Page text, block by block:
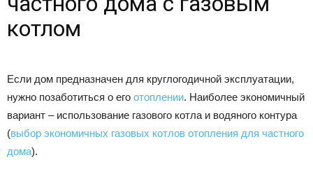
котлом
Если дом предназначен для круглогодичной эксплуатации,
нужно позаботиться о его отоплении. Наиболее экономичный
вариант – использование газового котла и водяного контура
(выбор экономичных газовых котлов отопления для частного
дома).